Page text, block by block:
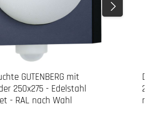
GUTENBERG mit
250x275 - Edelstahl
- RAL nach Wahl